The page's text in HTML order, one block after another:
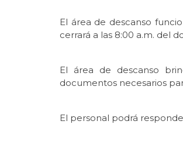
El área de descanso
cerrará a las 8:00 a.m. del
El área de descanso
documentos necesarios
El personal podrá